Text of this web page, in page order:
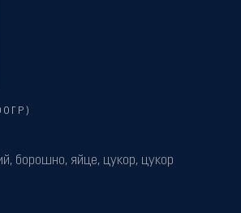
борошно, яйце, цукор, цукор